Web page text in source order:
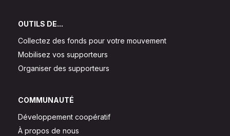
OUTILS DE...
Collectez des fonds pour votre mouvement
Mobilisez vos supporteurs
Organiser des supporteurs
COMMUNAUTÉ
Développement coopératif
À propos de nous